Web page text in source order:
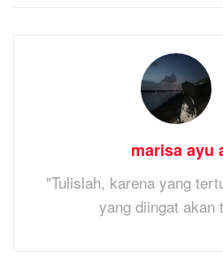
marisa ayu
"Tulislah, karena yang
yang diingat akan